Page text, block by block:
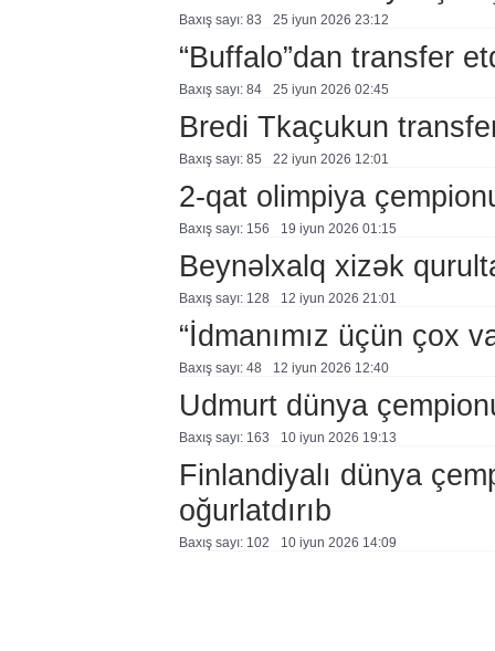
Baxış sayı: 83 25 i̇yun 2026 23:12
“Buffalo”dan transfer
Baxış sayı: 84 25 i̇yun 2026 02:45
Bredi Tkaçukun
Baxış sayı: 85 22 i̇yun 2026 12:01
2-qat olimpiya
Baxış sayı: 156 19 i̇yun 2026 01:15
Beynəlxalq xizək
Baxış sayı: 128 12 i̇yun 2026 21:01
“İdmanımız üçün çox
Baxış sayı: 48 12 i̇yun 2026 12:40
Udmurt dünya
Baxış sayı: 163 10 i̇yun 2026 19:13
Finlandiyalı dünya
oğurlatdırıb
Baxış sayı: 102 10 i̇yun 2026 14:09